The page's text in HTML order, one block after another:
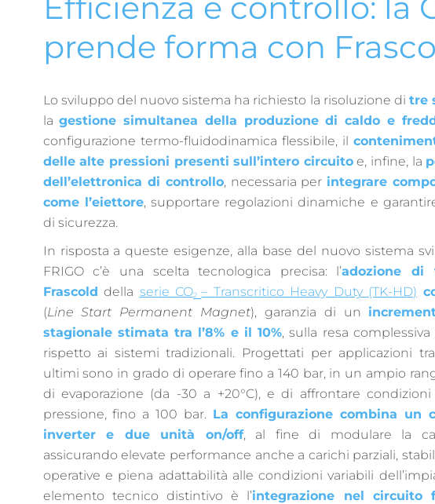
prende forma con
Lo sviluppo del nuovo sistema ha richiesto la risoluzione ditre
lagestione simultanea della produzione di caldo e
configurazione termo-fluidodinamica flessibile, il
delle alte pressioni presenti sull’intero circuitoe, infine, la
dell’elettronica di controllo, necessaria per integrare
come l’eiettore, supportare regolazioni dinamiche e
di sicurezza.
In risposta a queste esigenze, alla base del nuovo sistema
FRIGO c’è una scelta tecnologica precisa: l’adozione di
Frascold della serie CO2– Transcritico Heavy Duty (TK-HD)
(Line Start Permanent Magnet), garanzia di un
stagionale stimata tra l’8% e il 10%, sulla resa
rispetto ai sistemi tradizionali. Progettati per applicazioni
ultimi sono in grado di operare fino a 140 bar, in un ampio
di evaporazione (da -30 a +20°C), e di affrontare
pressione, fino a 100 bar. La configurazione combina un
inverter e due unità on/off, al fine di modulare la
assicurando elevate performance anche a carichi parziali,
operative e piena adattabilità alle condizioni variabili
elemento tecnico distintivo è l’integrazione nel circuito